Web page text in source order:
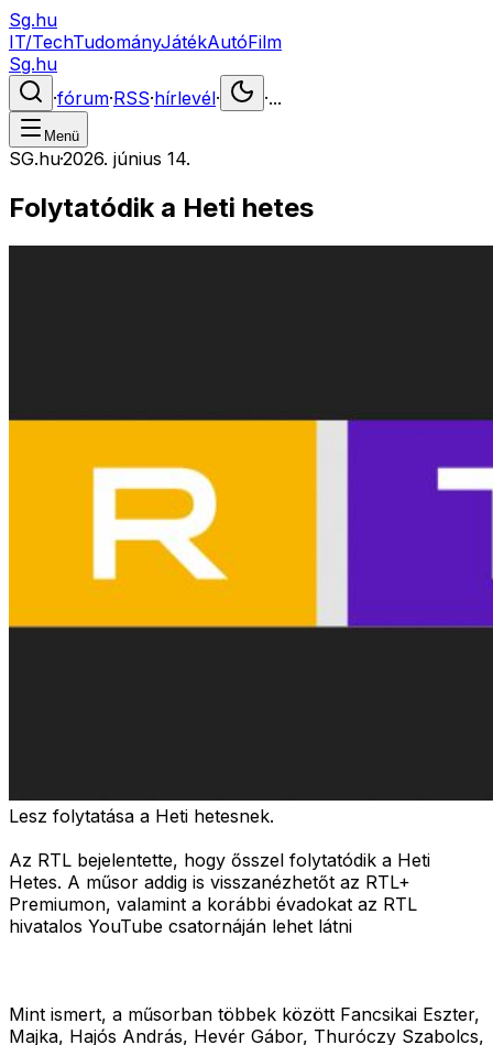
Sg.hu
IT/TechTudományJátékAutóFilm
Sg.hu
·fórum·RSS·hírlevél· ·...
Menü
SG.hu·2026. június 14.
Folytatódik a Heti hetes
Lesz folytatása a Heti hetesnek.
Az RTL bejelentette, hogy ősszel folytatódik a Heti
Hetes. A műsor addig is visszanézhetőt az RTL+
Premiumon, valamint a korábbi évadokat az RTL
hivatalos YouTube csatornáján lehet látni
Mint ismert, a műsorban többek között Fancsikai Eszter,
Majka, Hajós András, Hevér Gábor, Thuróczy Szabolcs,